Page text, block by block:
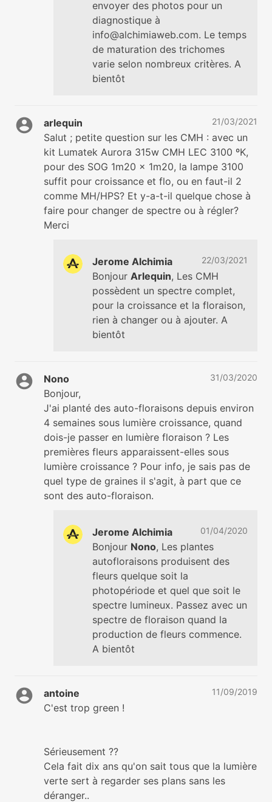
envoyer des photos pour un
diagnostique à
info@alchimiaweb.com. Le temps
de maturation des trichomes
varie selon nombreux critères. A
bientôt
arlequin 21/03/2021
Salut ; petite question sur les CMH : avec un
kit Lumatek Aurora 315w CMH LEC 3100 ºK,
pour des SOG 1m20 x 1m20, la lampe 3100
suffit pour croissance et flo, ou en faut-il 2
comme MH/HPS? Et y-a-t-il quelque chose à
faire pour changer de spectre ou à régler?
Merci
Jerome Alchimia 22/03/2021
Bonjour Arlequin, Les CMH
possèdent un spectre complet,
pour la croissance et la floraison,
rien à changer ou à ajouter. A
bientôt
Nono 31/03/2020
Bonjour,
J'ai planté des auto-floraisons depuis environ
4 semaines sous lumière croissance, quand
dois-je passer en lumière floraison ? Les
premières fleurs apparaissent-elles sous
lumière croissance ? Pour info, je sais pas de
quel type de graines il s'agit, à part que ce
sont des auto-floraison.
Jerome Alchimia 01/04/2020
Bonjour Nono, Les plantes
autofloraisons produisent des
fleurs quelque soit la
photopériode et quel que soit le
spectre lumineux. Passez avec un
spectre de floraison quand la
production de fleurs commence.
A bientôt
antoine 11/09/2019
C'est trop green !
Sérieusement ??
Cela fait dix ans qu'on sait tous que la lumière
verte sert à regarder ses plans sans les
déranger..